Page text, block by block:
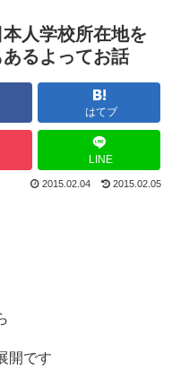
人学校所在地を
るよってお話
はてブ
LINE
2015.02.04 2015.02.05
開です